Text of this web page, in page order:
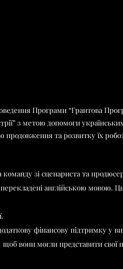
Програми “Грантова
з метою допомоги
продовження та розвитку їх
зі сценариста та
англійською мовою.
фінансову підтримку у
вони могли представити свої